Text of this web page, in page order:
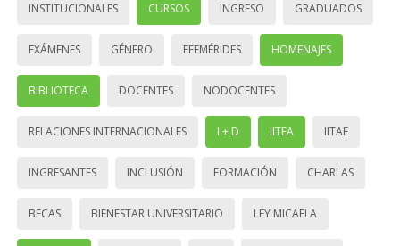
INSTITUCIONALES CURSOS INGRESO GRADUADOS
EXÁMENES GÉNERO EFEMÉRIDES HOMENAJES
BIBLIOTECA DOCENTES NODOCENTES
RELACIONES INTERNACIONALES I + D IITEA IITAE
INGRESANTES INCLUSIÓN FORMACIÓN CHARLAS
BECAS BIENESTAR UNIVERSITARIO LEY MICAELA